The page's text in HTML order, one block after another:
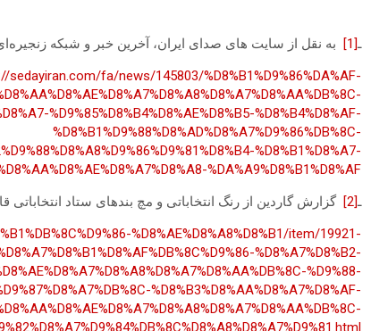
ـ[1]
به نقل از سایت های صدای ایران، آخرین خبر و شبکه
sedayiran.com/fa/news/145803/%D8%B1%D9%86%DA%AF-
%D9%85%D8%B4%D8%AE%D8%B5-%D8%B4%D8%AF-
%D8%B1%D9%88%D8%AD%D8%A7%D9%86%DB%8C-
%D8%B1%D8%A7-
%DA%A9%D8%B1%D8%AF
ـ[2]
گزارش گاردین از رنگ انتخاباتی و مچ بندهای ستاد انتخاباتی قالیباف، 20
%D8%AE%D8%A8%D8%B1/item/19921-
%D8%A7%D8%B2-
%D9%88-
%D8%B3%D8%AA%D8%A7%D8%AF-